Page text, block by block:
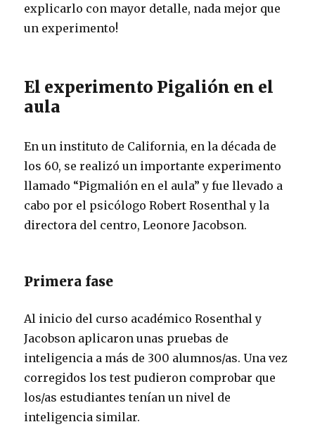
explicarlo con mayor detalle, nada mejor que
un experimento!
El experimento Pigalión en el
aula
En un instituto de California, en la década de
los 60, se realizó un importante experimento
llamado “Pigmalión en el aula” y fue llevado a
cabo por el psicólogo Robert Rosenthal y la
directora del centro, Leonore Jacobson.
Primera fase
Al inicio del curso académico Rosenthal y
Jacobson aplicaron unas pruebas de
inteligencia a más de 300 alumnos/as. Una vez
corregidos los test pudieron comprobar que
los/as estudiantes tenían un nivel de
inteligencia similar.